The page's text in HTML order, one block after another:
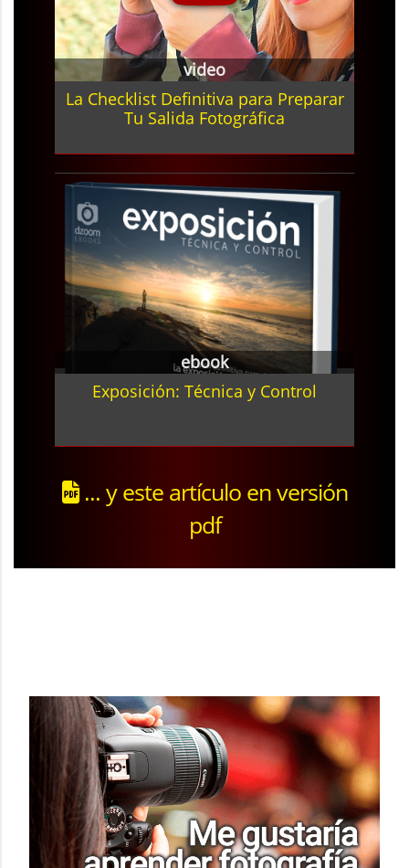
video
La Checklist Definitiva para Preparar
Tu Salida Fotográfica
ebook
Exposición: Técnica y Control
... y este artículo en versión
pdf